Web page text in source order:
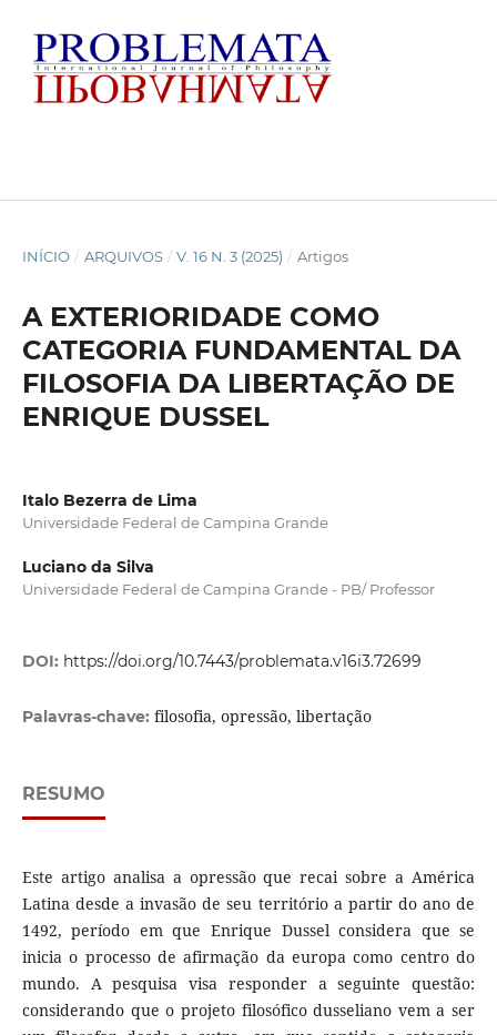
INÍCIO / ARQUIVOS / V. 16 N. 3 (2025) / Artigos
A EXTERIORIDADE COMO
CATEGORIA FUNDAMENTAL DA
FILOSOFIA DA LIBERTAÇÃO DE
ENRIQUE DUSSEL
Italo Bezerra de Lima
Universidade Federal de Campina Grande
Luciano da Silva
Universidade Federal de Campina Grande - PB/ Professor
DOI: https://doi.org/10.7443/problemata.v16i3.72699
Palavras-chave: filosofia, opressão, libertação
RESUMO
Este artigo analisa a opressão que recai sobre a América
Latina desde a invasão de seu território a partir do ano de
1492, período em que Enrique Dussel considera que se
inicia o processo de afirmação da europa como centro do
mundo. A pesquisa visa responder a seguinte questão:
considerando que o projeto filosófico dusseliano vem a ser